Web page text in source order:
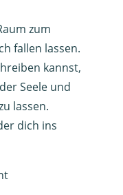
zum
fallen lassen.
kannst,
Seele und
lassen.
dich ins